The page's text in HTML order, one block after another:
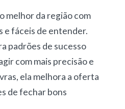
melhor da região com
e fáceis de entender.
padrões de sucesso
com mais precisão e
ela melhora a oferta
de fechar bons